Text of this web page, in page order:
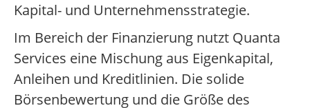
Kapital- und Unternehmensstrategie.
Im Bereich der Finanzierung nutzt Quanta
Services eine Mischung aus Eigenkapital,
Anleihen und Kreditlinien. Die solide
Börsenbewertung und die Größe des